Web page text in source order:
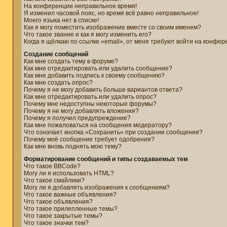
На конференции неправильное время!
Я изменил часовой пояс, но время всё равно неправильное!
Моего языка нет в списке!
Как я могу поместить изображение вместе со своим именем?
Что такое звание и как я могу изменить его?
Когда я щёлкаю по ссылке «email», от меня требуют войти на
Создание сообщений
Как мне создать тему в форуме?
Как мне отредактировать или удалить сообщение?
Как мне добавить подпись к своему сообщению?
Как мне создать опрос?
Почему я не могу добавить больше вариантов ответа?
Как мне отредактировать или удалить опрос?
Почему мне недоступны некоторые форумы?
Почему я не могу добавлять вложения?
Почему я получил предупреждение?
Как мне пожаловаться на сообщения модератору?
Что означает кнопка «Сохранить» при создании сообщения?
Почему моё сообщение требует одобрения?
Как мне вновь поднять мою тему?
Форматирование сообщений и типы создаваемых тем
Что такое BBCode?
Могу ли я использовать HTML?
Что такое смайлики?
Могу ли я добавлять изображения к сообщениям?
Что такое важные объявления?
Что такое объявления?
Что такое прилепленные темы?
Что такое закрытые темы?
Что такое значки тем?